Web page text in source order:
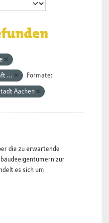
... Formate:
Aachen
die zu erwartende
zur
es sich um